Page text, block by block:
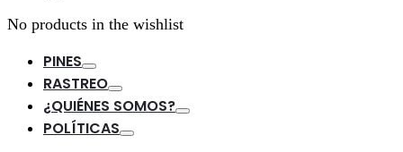
No products in the wishlist
PINES
Toggle
RASTREO
Toggle
¿QUIÉNES SOMOS?
Toggle
POLÍTICAS
Toggle